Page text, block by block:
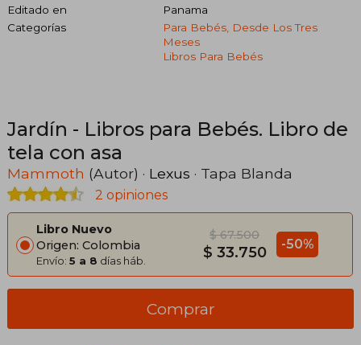
Editado en
Panama
Categorías
Para Bebés, Desde Los Tres
Meses
Libros Para Bebés
Jardín - Libros para Bebés. Libro de
tela con asa
Mammoth (Autor) · Lexus · Tapa Blanda
2 opiniones
Libro Nuevo
Origen: Colombia
Envío: 5 a 8 días háb.
$ 67.500
$ 33.750 -50%
Comprar